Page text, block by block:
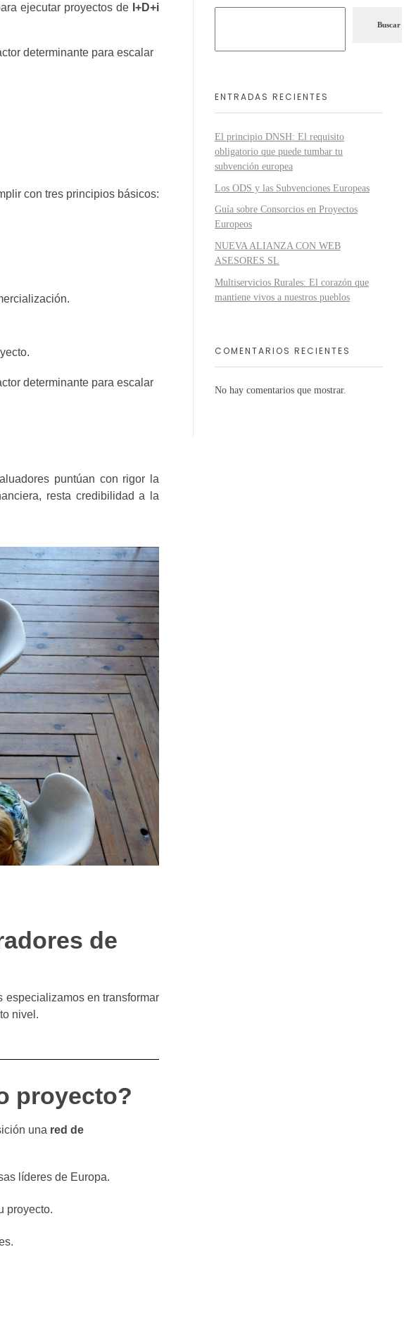
ejecutar proyectos de I+D+i
determinante para escalar
con tres principios básicos:
determinante para escalar
puntúan con rigor la
resta credibilidad a la
de
especializamos en transformar
nivel.
proyecto?
una red de
líderes de Europa.
proyecto.
Buscar
ENTRADAS RECIENTES
El principio DNSH: El requisito
obligatorio que puede tumbar tu
subvención europea
Los ODS y las Subvenciones Europeas
Guía sobre Consorcios en Proyectos
Europeos
NUEVA ALIANZA CON WEB
ASESORES SL
Multiservicios Rurales: El corazón que
mantiene vivos a nuestros pueblos
COMENTARIOS RECIENTES
No hay comentarios que mostrar.